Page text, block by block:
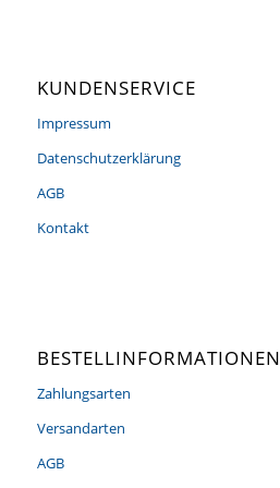
KUNDENSERVICE
Impressum
Datenschutzerklärung
AGB
Kontakt
BESTELLINFORMATIONEN
Zahlungsarten
Versandarten
AGB